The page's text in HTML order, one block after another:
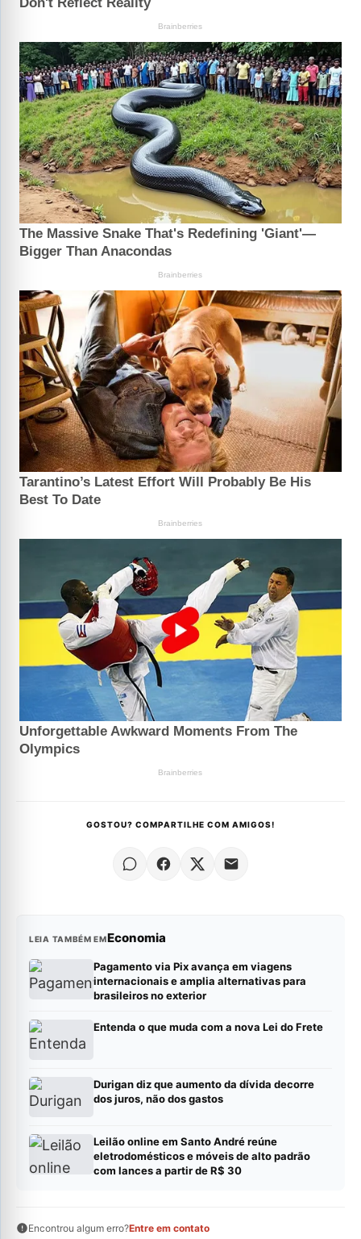
GOSTOU? COMPARTILHE COM AMIGOS!
LEIA TAMBÉM EMEconomia
Pagamento via Pix avança em viagens
internacionais e amplia alternativas para
brasileiros no exterior
Entenda o que muda com a nova Lei do Frete
Durigan diz que aumento da dívida decorre
dos juros, não dos gastos
Leilão online em Santo André reúne
eletrodomésticos e móveis de alto padrão
com lances a partir de R$ 30
Encontrou algum erro?Entre em contato